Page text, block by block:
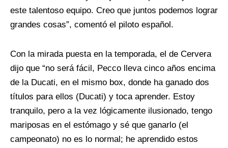
este talentoso equipo. Creo que juntos podemos lograr
grandes cosas”, comentó el piloto español.
Con la mirada puesta en la temporada, el de Cervera
dijo que “no será fácil, Pecco lleva cinco años encima
de la Ducati, en el mismo box, donde ha ganado dos
títulos para ellos (Ducati) y toca aprender. Estoy
tranquilo, pero a la vez lógicamente ilusionado, tengo
mariposas en el estómago y sé que ganarlo (el
campeonato) no es lo normal; he aprendido estos